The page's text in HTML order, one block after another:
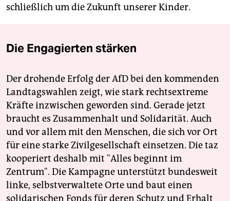
schließlich um die Zukunft unserer Kinder.
Die Engagierten stärken
Der drohende Erfolg der AfD bei den kommenden
Landtagswahlen zeigt, wie stark rechtsextreme
Kräfte inzwischen geworden sind. Gerade jetzt
braucht es Zusammenhalt und Solidarität. Auch
und vor allem mit den Menschen, die sich vor Ort
für eine starke Zivilgesellschaft einsetzen. Die taz
kooperiert deshalb mit "Alles beginnt im
Zentrum". Die Kampagne unterstützt bundesweit
linke, selbstverwaltete Orte und baut einen
solidarischen Fonds für deren Schutz und Erhalt